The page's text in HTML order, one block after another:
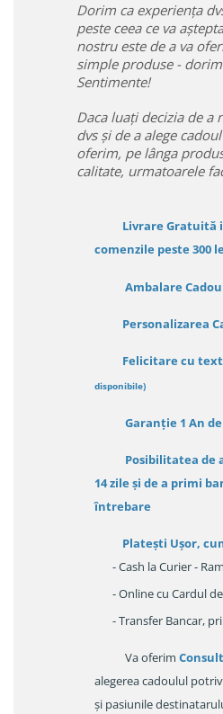
Dorim ca experiența
peste ceea ce va
nostru este de a va
simple produse -
Sentimente!
Daca luați decizia de a
dvs și de a alege
oferim, pe lânga
calitate, urmatoarele
Livrare Gratuită
comenzile peste 300
Ambalare Cadou
Personalizarea
Felicitare cu
disponibile)
Garanție 1 An
Posibilitatea de
14 zileși de a primi
întrebare
Platești Ușor,
- Cash la Curier -
- Online cu Cardul
- Transfer Bancar,
Va oferim
alegerea cadoulul
și pasiunile